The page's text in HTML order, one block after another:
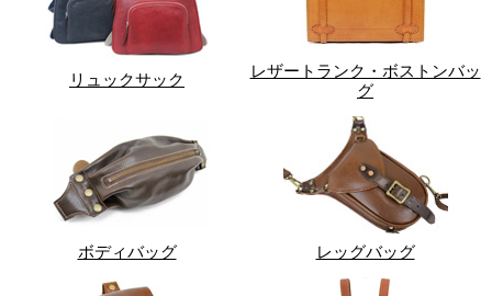
リュックサック
レザートランク・ボストンバッ
グ
ボディバッグ レッグバッグ